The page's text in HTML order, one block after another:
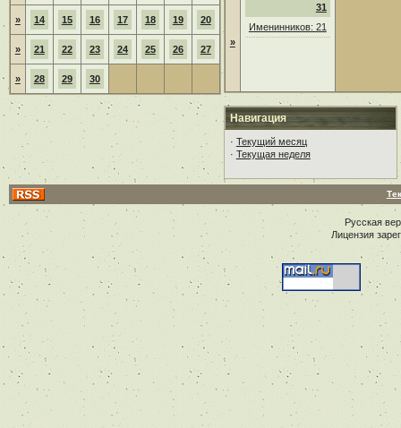
» 14 15 16 17 18 19 20
» 21 22 23 24 25 26 27
» 28 29 30
»
31
Именинников: 21
Навигация
· Текущий месяц
· Текущая неделя
Русская
Лицензия